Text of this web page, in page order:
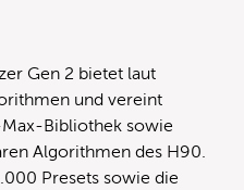
Gen 2 bietet laut
und vereint
Bibliothek sowie
Algorithmen des H90.
Presets sowie die